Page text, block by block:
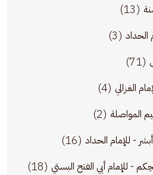
(13)
الحداد (3)
(71)
الغزالي (4)
المواصلة (2)
- للإمام الحداد (16)
- للإمام أبي الفتح البستي (18)